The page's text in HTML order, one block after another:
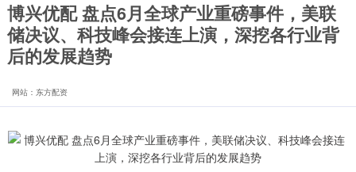
博兴优配 盘点6月全球产业重磅事件，美联
储决议、科技峰会接连上演，深挖各行业背
后的发展趋势
网站：东方配资